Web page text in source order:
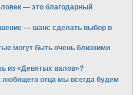
— это благодарный
— шанс сделать выбор в
могут быть очень близкими
из «Девятых валов»?
любящего отца мы всегда будем